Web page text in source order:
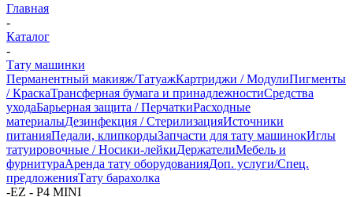
Главная
-
Каталог
-
Тату машинки
Перманентный макияж/ТатуажКартриджи / МодулиПигменты
/ КраскаТрансферная бумага и принадлежностиСредства
уходаБарьерная защита / ПерчаткиРасходные
материалыДезинфекция / СтерилизацияИсточники
питанияПедали, клипкордыЗапчасти для тату машинокИглы
татуировочные / Носики-лейкиДержателиМебель и
фурнитураАренда тату оборудованияДоп. услуги/Спец.
предложенияТату барахолка
-EZ - P4 MINI